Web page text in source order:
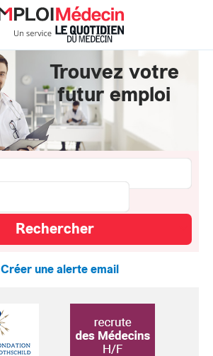
Trouvez votre
futur emploi
Créer une alerte email